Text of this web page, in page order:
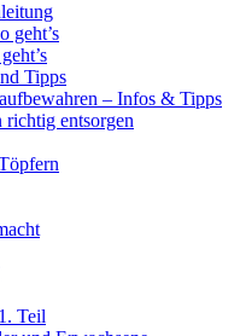
geht’s
Tipps
– Infos & Tipps
entsorgen
Teil